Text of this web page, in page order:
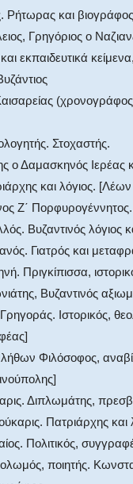
Ρήτωρας και
Γρηγόριος ο
εκπαιδευτικά
Στοχαστής.
ο Δαμασκηνός Ιερέας
και λόγιος.
Ζ΄
Βυζαντινός λόγιος
Γιατρός και
Πριγκίπισσα,
Βυζαντινός
Ιστορικός,
Φιλόσοφος,
Διπλωμάτης,
Πατριάρχης και
Πολιτικός,
ποιητής.